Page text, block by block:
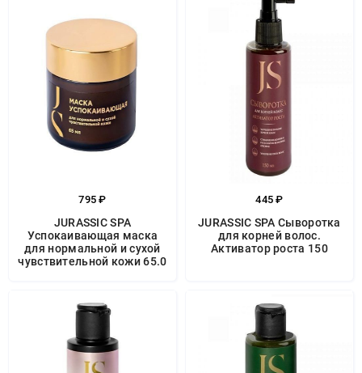
795 ₽
JURASSIC SPA
Успокаивающая маска
для нормальной и сухой
чувствительной кожи 65.0
445 ₽
JURASSIC SPA Сыворотка
для корней волос.
Активатор роста 150